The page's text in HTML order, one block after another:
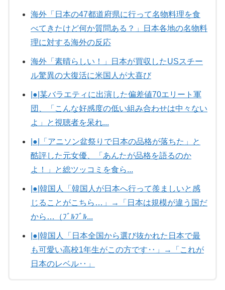
海外「日本の47都道府県に行って名物料理を食
べてきたけど何か質問ある？」日本各地の名物料
理に対する海外の反応
海外「素晴らしい！」日本が買収したUSスチー
ル驚異の大復活に米国人が大喜び
|●|某バラエティに出演した偏差値70エリート軍
団、「こんな好感度の低い組み合わせは中々ない
よ」と視聴者を呆れ...
|●|「アニソン盆祭りで日本の品格が落ちた」と
酷評した元女優、「あんたが品格を語るのか
よ！」と総ツッコミを食ら...
|●|韓国人「韓国人が日本へ行って羨ましいと感
じることがこちら…」→「日本は規模が違う国だ
から…（ﾌﾞﾙﾌﾞﾙ...
|●|韓国人「日本全国から選び抜かれた日本で最
も可愛い高校1年生がこの方です‥」→「これが
日本のレベル‥」